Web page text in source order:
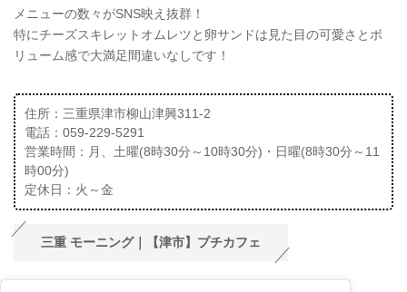
メニューの数々がSNS映え抜群！
特にチーズスキレットオムレツと卵サンドは見た目の可愛さとボ
リューム感で大満足間違いなしです！
住所：三重県津市柳山津興311-2
電話：059-229-5291
営業時間：月、土曜(8時30分～10時30分)・日曜(8時30分～11
時00分)
定休日：火～金
三重 モーニング｜【津市】プチカフェ